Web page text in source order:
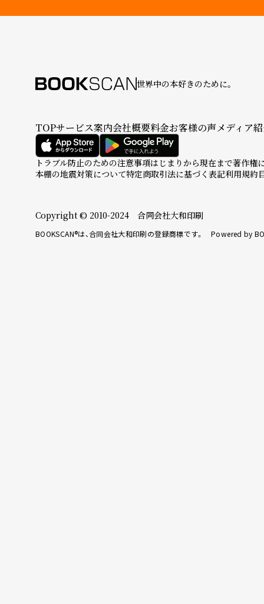
世界中の本好きのために。
TOPサービス案内会社概要料金お客様の声メディア
トラブル防止のための注意事項はじまりから現在まで著作権
本棚の地震対策について特定商取引法に基づく表記利用規約
Copyright © 2010-2024 合同会社大和印刷
BOOKSCAN®は、合同会社大和印刷の登録商標です。 Powered by